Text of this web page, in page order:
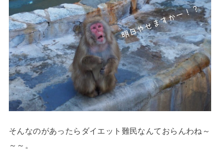
そんなのがあったらダイエット難民なんておらんわね～
～～。